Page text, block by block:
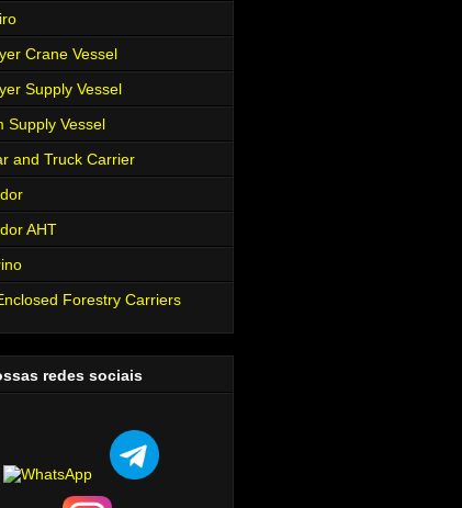
Crane Vessel
Supply Vessel
Supply Vessel
and Truck Carrier
AHT
Forestry Carriers
redes sociais